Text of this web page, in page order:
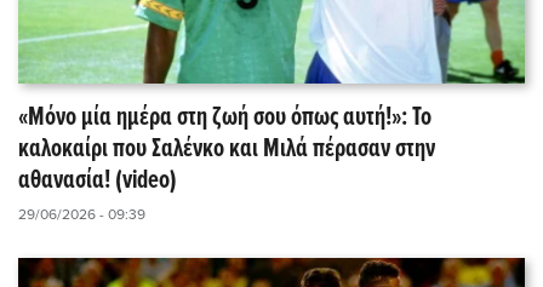
«Μόνο μία ημέρα στη ζωή σου όπως αυτή!»: Το
καλοκαίρι που Σαλένκο και Μιλά πέρασαν στην
αθανασία! (video)
29/06/2026 - 09:39